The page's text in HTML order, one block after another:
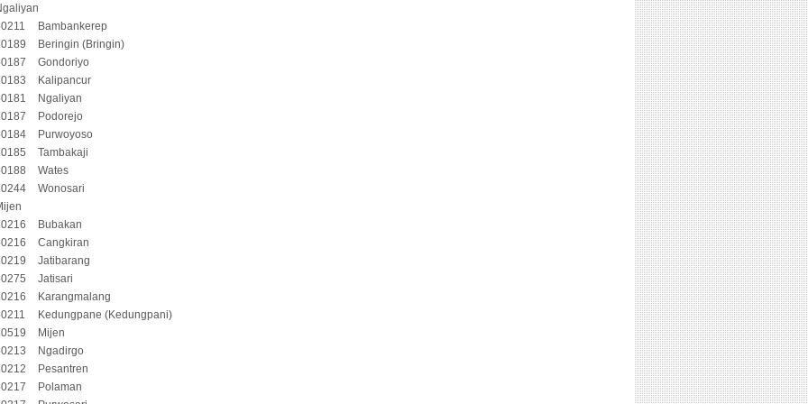
Bambankerep
Beringin (Bringin)
Gondoriyo
Kalipancur
Ngaliyan
Podorejo
Purwoyoso
Tambakaji
Wates
Wonosari
Bubakan
Cangkiran
Jatibarang
Jatisari
Karangmalang
Kedungpane (Kedungpani)
Mijen
Ngadirgo
Pesantren
Polaman